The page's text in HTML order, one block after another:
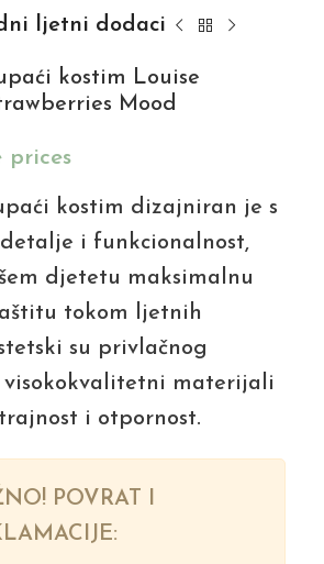
ljetni dodaci
kostim Louise
Mood
prices
kostim dizajniran je s
i funkcionalnost,
djetetu maksimalnu
tokom ljetnih
su privlačnog
visokokvalitetni materijali
i otpornost.
POVRAT I